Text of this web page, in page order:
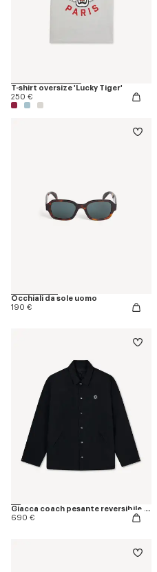
T-shirt oversize 'Lucky Tiger'
250 €
Occhiali da sole uomo
190 €
Giacca coach pesante reversibile 'Boke Flower 2.0'
690 €